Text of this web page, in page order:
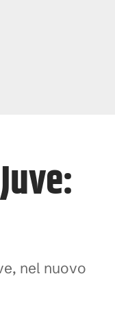
nel nuovo